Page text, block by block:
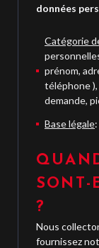
données
Catégorie
prénom,
téléphone
demande,
Base légale
SONT-
?
Nous
fournissez